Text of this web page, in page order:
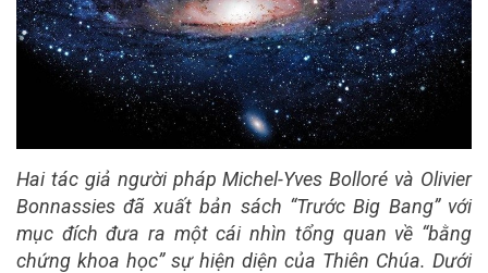
Hai tác giả người pháp Michel-Yves Bolloré và Olivier
Bonnassies đã xuất bản sách “Trước Big Bang” với
mục đích đưa ra một cái nhìn tổng quan về “bằng
chứng khoa học” sự hiện diện của Thiên Chúa. Dưới